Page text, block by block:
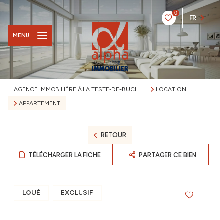
0
FR
MENU
AGENCE IMMOBILIÈRE À LA TESTE-DE-BUCH
LOCATION
APPARTEMENT
RETOUR
TÉLÉCHARGER LA FICHE PARTAGER CE BIEN
LOUÉ EXCLUSIF